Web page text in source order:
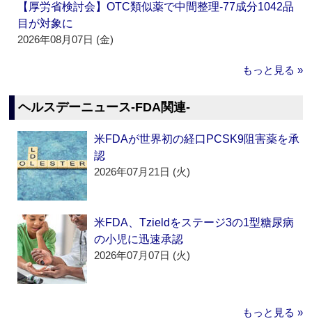
【厚労省検討会】OTC類似薬で中間整理‐77成分1042品
目が対象に
2026年08月07日 (金)
もっと見る »
ヘルスデーニュース‐FDA関連‐
米FDAが世界初の経口PCSK9阻害薬を承
認
2026年07月21日 (火)
米FDA、Tzieldをステージ3の1型糖尿病
の小児に迅速承認
2026年07月07日 (火)
もっと見る »